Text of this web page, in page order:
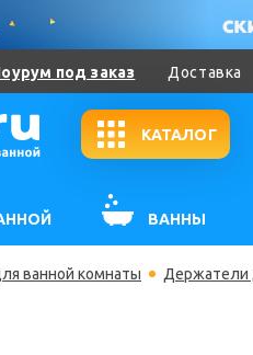
под заказ Доставка
КАТАЛОГ
ВАННЫ
ванной комнаты Держатели